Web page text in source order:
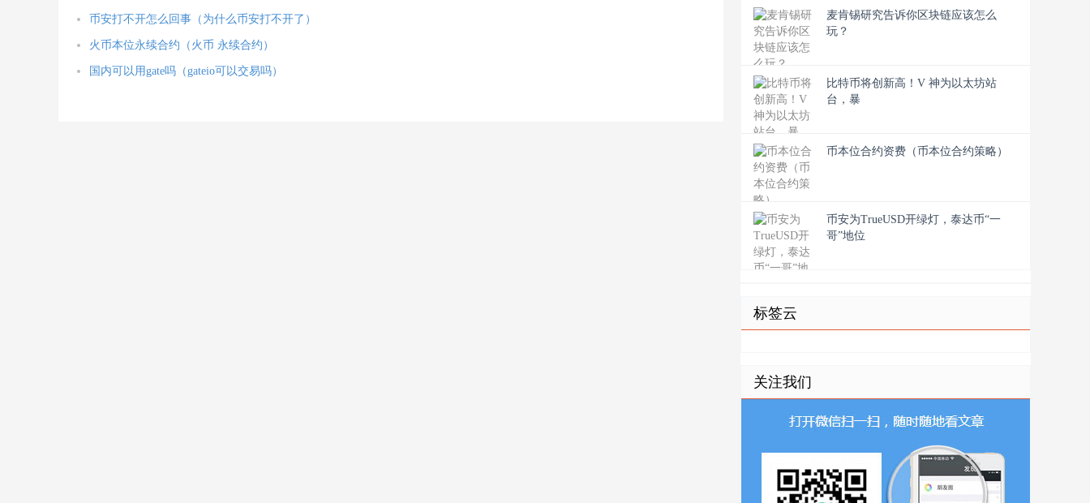
币安打不开怎么回事（为什么币安打不开了）
火币本位永续合约（火币 永续合约）
国内可以用gate吗（gateio可以交易吗）
麦肯锡研究告诉你区块链应该怎么
玩？
比特币将创新高！V 神为以太坊站
台，暴
币本位合约资费（币本位合约策略）
币安为TrueUSD开绿灯，泰达币“一
哥”地位
标签云
关注我们